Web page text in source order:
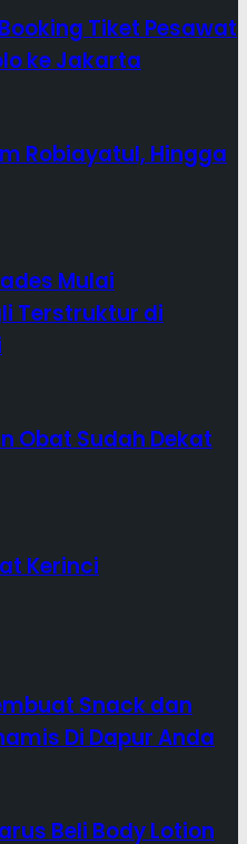
Tiket Pesawat
ke Jakarta
Robiayatul, Hingga
Mulai
Terstruktur di
Obat Sudah Dekat
Kerinci
Snack dan
Di Dapur Anda
Beli Body Lotion